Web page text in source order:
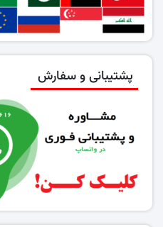
پشتیبانی و سفارش